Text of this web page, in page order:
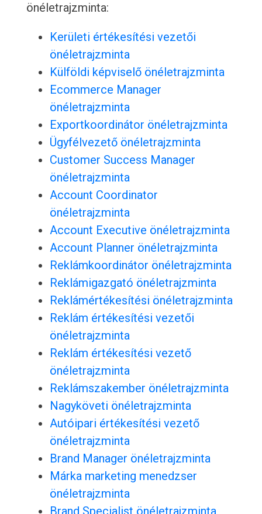
önéletrajzminta:
Kerületi értékesítési vezetői
önéletrajzminta
Külföldi képviselő önéletrajzminta
Ecommerce Manager
önéletrajzminta
Exportkoordinátor önéletrajzminta
Ügyfélvezető önéletrajzminta
Customer Success Manager
önéletrajzminta
Account Coordinator
önéletrajzminta
Account Executive önéletrajzminta
Account Planner önéletrajzminta
Reklámkoordinátor önéletrajzminta
Reklámigazgató önéletrajzminta
Reklámértékesítési önéletrajzminta
Reklám értékesítési vezetői
önéletrajzminta
Reklám értékesítési vezető
önéletrajzminta
Reklámszakember önéletrajzminta
Nagyköveti önéletrajzminta
Autóipari értékesítési vezető
önéletrajzminta
Brand Manager önéletrajzminta
Márka marketing menedzser
önéletrajzminta
Brand Specialist önéletrajzminta